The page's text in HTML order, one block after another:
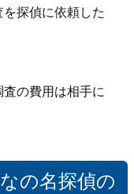
を探偵に依頼した
査の費用は相手に
の名探偵の